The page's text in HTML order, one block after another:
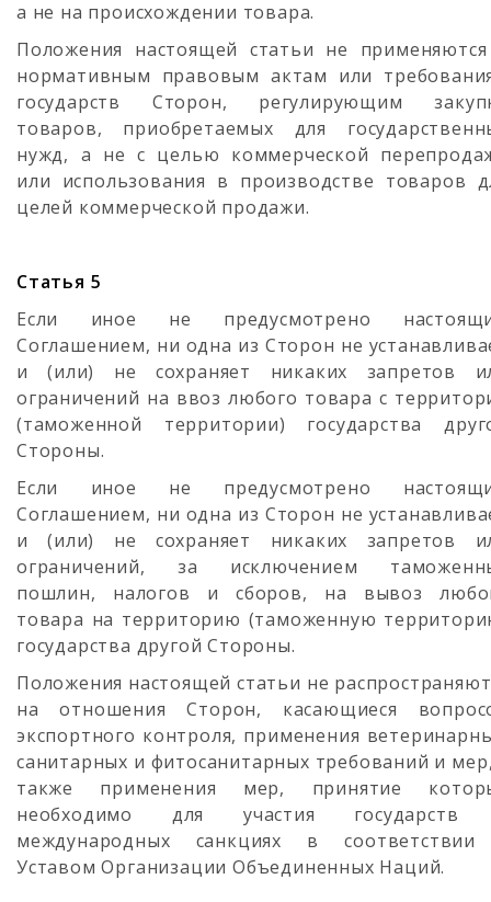
а не на происхождении товара.
Положения настоящей статьи не
нормативным правовым актам или
государств Сторон, регулирующим
товаров, приобретаемых для
нужд, а не с целью коммерческой
или использования в производстве товаров
целей коммерческой продажи.
Статья 5
Если иное не предусмотрено
Соглашением, ни одна из Сторон не
и (или) не сохраняет никаких запретов
ограничений на ввоз любого товара с
(таможенной территории) государства
Стороны.
Если иное не предусмотрено
Соглашением, ни одна из Сторон не
и (или) не сохраняет никаких запретов
ограничений, за исключением
пошлин, налогов и сборов, на вывоз
товара на территорию (таможенную
государства другой Стороны.
Положения настоящей статьи не
на отношения Сторон, касающиеся
экспортного контроля, применения
санитарных и фитосанитарных требований и
также применения мер, принятие
необходимо для участия
международных санкциях в
Уставом Организации Объединенных Наций.